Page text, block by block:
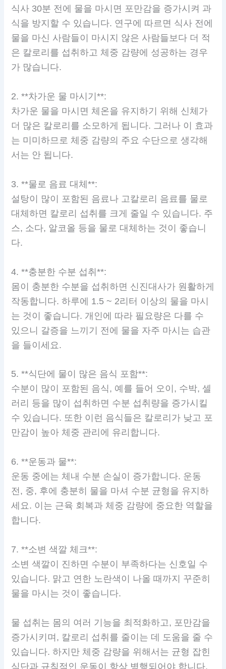
식사 30분 전에 물을 마시면 포만감을 증가시켜 과
식을 방지할 수 있습니다. 연구에 따르면 식사 전에
물을 마신 사람들이 마시지 않은 사람들보다 더 적
은 칼로리를 섭취하고 체중 감량에 성공하는 경우
가 많습니다.
2. **차가운 물 마시기**:
차가운 물을 마시면 체온을 유지하기 위해 신체가
더 많은 칼로리를 소모하게 됩니다. 그러나 이 효과
는 미미하므로 체중 감량의 주요 수단으로 생각해
서는 안 됩니다.
3. **물로 음료 대체**:
설탕이 많이 포함된 음료나 고칼로리 음료를 물로
대체하면 칼로리 섭취를 크게 줄일 수 있습니다. 주
스, 소다, 알코올 등을 물로 대체하는 것이 좋습니
다.
4. **충분한 수분 섭취**:
몸이 충분한 수분을 섭취하면 신진대사가 원활하게
작동합니다. 하루에 1.5 ~ 2리터 이상의 물을 마시
는 것이 좋습니다. 개인에 따라 필요량은 다를 수
있으니 갈증을 느끼기 전에 물을 자주 마시는 습관
을 들이세요.
5. **식단에 물이 많은 음식 포함**:
수분이 많이 포함된 음식, 예를 들어 오이, 수박, 셀
러리 등을 많이 섭취하면 수분 섭취량을 증가시킬
수 있습니다. 또한 이런 음식들은 칼로리가 낮고 포
만감이 높아 체중 관리에 유리합니다.
6. **운동과 물**:
운동 중에는 체내 수분 손실이 증가합니다. 운동
전, 중, 후에 충분히 물을 마셔 수분 균형을 유지하
세요. 이는 근육 회복과 체중 감량에 중요한 역할을
합니다.
7. **소변 색깔 체크**:
소변 색깔이 진하면 수분이 부족하다는 신호일 수
있습니다. 맑고 연한 노란색이 나올 때까지 꾸준히
물을 마시는 것이 좋습니다.
물 섭취는 몸의 여러 기능을 최적화하고, 포만감을
증가시키며, 칼로리 섭취를 줄이는 데 도움을 줄 수
있습니다. 하지만 체중 감량을 위해서는 균형 잡힌
식단과 규칙적인 운동이 항상 병행되어야 합니다.